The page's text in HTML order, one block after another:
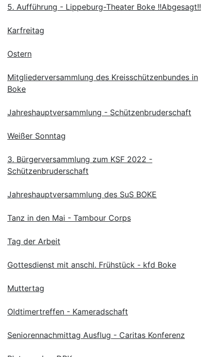
5. Aufführung - Lippeburg-Theater Boke !!Abgesagt!!
Karfreitag
Ostern
Mitgliederversammlung des Kreisschützenbundes in
Boke
Jahreshauptversammlung - Schützenbruderschaft
Weißer Sonntag
3. Bürgerversammlung zum KSF 2022 -
Schützenbruderschaft
Jahreshauptversammlung des SuS BOKE
Tanz in den Mai - Tambour Corps
Tag der Arbeit
Gottesdienst mit anschl. Frühstück - kfd Boke
Muttertag
Oldtimertreffen - Kameradschaft
Seniorennachmittag Ausflug - Caritas Konferenz